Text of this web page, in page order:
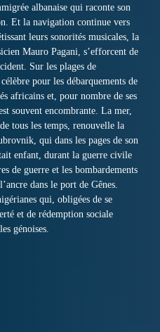
albanaise qui raconte son
Et la navigation continue vers
leurs sonorités musicales, la
Mauro Pagani, s’efforcent de
Sur les plages de
pour les débarquements de
africains et, pour nombre de ses
souvent encombrante. La mer,
tous les temps, renouvelle la
qui dans les pages de son
enfant, durant la guerre civile
de guerre et les bombardements
dans le port de Gênes.
qui, obligées de se
et de rédemption sociale
génoises.